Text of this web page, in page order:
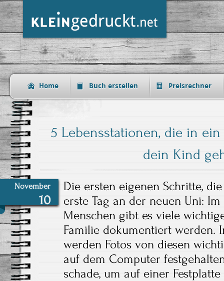
Home Buch erstellen Preisrechner
5 Lebensstationen, die in
dein Kind
November
10
Die ersten eigenen Schritte,
erste Tag an der neuen Uni:
Menschen gibt es viele
Familie dokumentiert werden.
werden Fotos von diesen
auf dem Computer
schade, um auf einer